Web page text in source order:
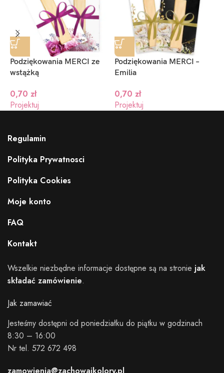
Dostępne kolory wstążki
Podziękowania MERCI ze
wstążką
0,70 zł
Projektuj
Podziękowania MERCI –
Emilia
0,70 zł
Projektuj
Regulamin
Polityka Prywatnosci
Polityka Cookies
Moje konto
FAQ
Kontakt
Wszelkie niezbędne informacje dostępne są na stronie jak
składać zamówienie.
Jak zamawiać
Jesteśmy dostępni od poniedziałku do piątku w godzinach
8:30 – 16:00
Nr tel. 572 672 498
zamowienia@zachowajkolory.pl